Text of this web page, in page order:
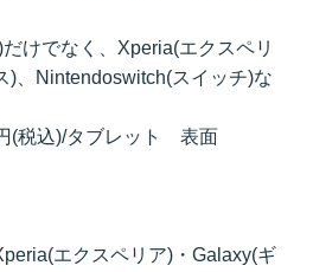
けでなく、Xperia(エクスペリ
)、Nintendoswitch(スイッチ)な
(税込)/タブレット 表面
エクスペリア)・Galaxy(ギ